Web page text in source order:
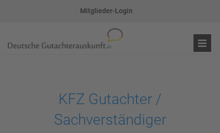
Mitglieder-Login
KFZ Gutachter /
Sachverständiger